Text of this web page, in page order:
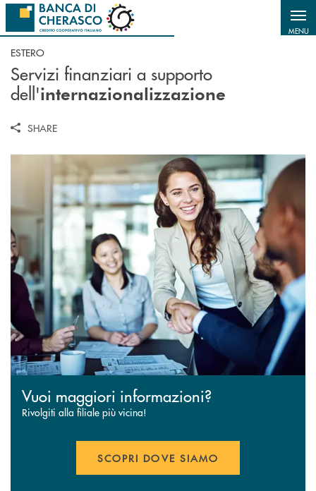
Salta al contenuto principale
MENU
ESTERO
Servizi finanziari a supporto
dell'internazionalizzazione
SHARE
Vuoi maggiori informazioni?
Rivolgiti alla filiale più vicina!
SCOPRI DOVE SIAMO